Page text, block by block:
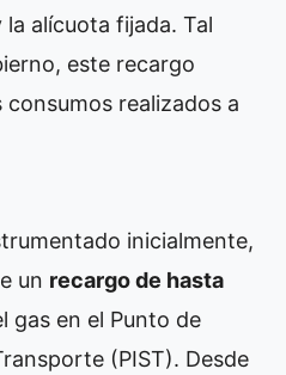
alícuota fijada. Tal
este recargo
realizados a
inicialmente,
un recargo de hasta
gas en el Punto de
(PIST). Desde